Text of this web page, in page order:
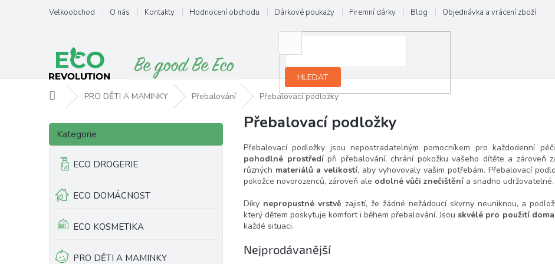
obsah
Velkoobchod O nás Kontakty Hodnocení obchodu Dárkové poukazy Firemní dárky Blog Objednávka a vrácení zboží
HLEDAT
Domů PRO DĚTI A MAMINKY Přebalování Přebalovací podložky
P
s
n
Přeskočit
kategorie
Kategorie
ECO DROGERIE
ECO DOMÁCNOST
ECO KOSMETIKA
PRO DĚTI A MAMINKY
Přebalovací podložky
Přebalovací podložky jsou nepostradatelným pomocníkem pro každodenní
pohodlné prostředípři přebalování, chrání pokožku vašeho dítěte a zároveň
různých materiálů a velikostí, aby vyhovovaly vašim potřebám. Přebalovací
pokožce novorozenců, zároveň ale odolné vůči znečištění a snadno udržovatelné.
Díky nepropustné vrstvě zajistí, že žádné nežádoucí skvrny neuniknou, a
který dětem poskytuje komfort i během přebalování. Jsou skvélé pro použití
každé situaci.
Nejprodávanější